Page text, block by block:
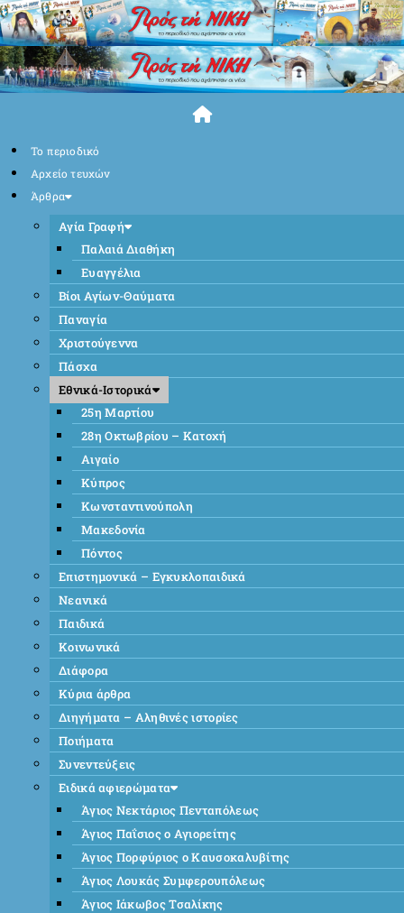
Skip
to
content
Το περιοδικό
Αρχείο τευχών
Άρθρα
Αγία Γραφή
Παλαιά Διαθήκη
Ευαγγέλια
Βίοι Αγίων-Θαύματα
Παναγία
Χριστούγεννα
Πάσχα
Εθνικά-Ιστορικά
25η Μαρτίου
28η Οκτωβρίου – Κατοχή
Αιγαίο
Κύπρος
Κωνσταντινούπολη
Μακεδονία
Πόντος
Επιστημονικά – Εγκυκλοπαιδικά
Νεανικά
Παιδικά
Κοινωνικά
Διάφορα
Κύρια άρθρα
Διηγήματα – Αληθινές ιστορίες
Ποιήματα
Συνεντεύξεις
Ειδικά αφιερώματα
Άγιος Νεκτάριος Πενταπόλεως
Άγιος Παΐσιος ο Αγιορείτης
Άγιος Πορφύριος ο Καυσοκαλυβίτης
Άγιος Λουκάς Συμφερουπόλεως
Άγιος Ιάκωβος Τσαλίκης